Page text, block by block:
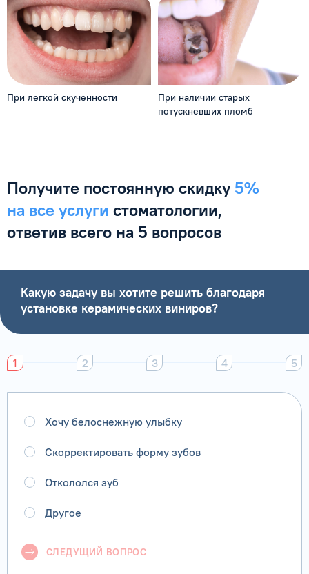
При легкой скученности
При наличии старых
потускневших пломб
Получите постоянную скидку 5%
на все услуги стоматологии,
ответив всего на 5 вопросов
Какую задачу вы хотите решить благодаря
установке керамических виниров?
1 2 3 4 5
Хочу белоснежную улыбку
Скорректировать форму зубов
Откололся зуб
Другое
СЛЕДУЩИЙ ВОПРОС